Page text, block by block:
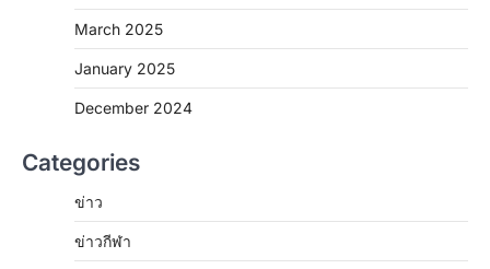
March 2025
January 2025
December 2024
Categories
ข่าว
ข่าวกีฬา